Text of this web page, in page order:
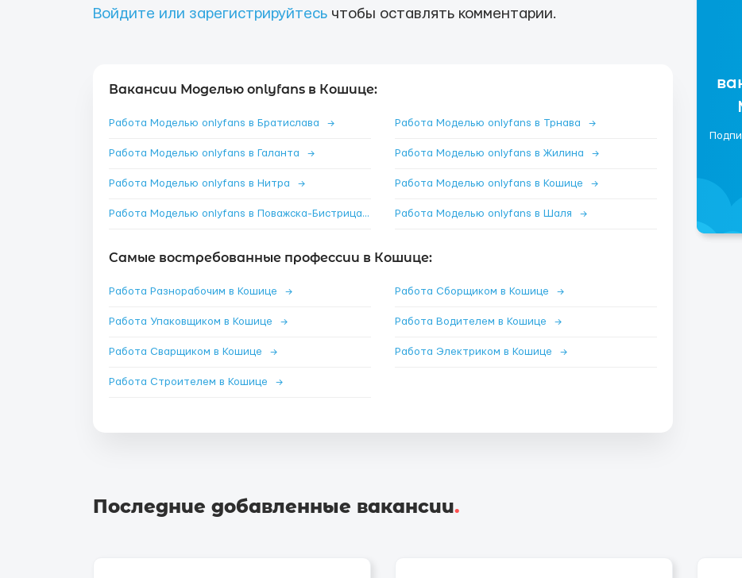
Войдите или зарегистрируйтесь чтобы оставлять комментарии.
Вакансии Моделью onlyfans в Кошице:
Работа Моделью onlyfans в Братислава → Работа Моделью onlyfans в Трнава →
Работа Моделью onlyfans в Галанта → Работа Моделью onlyfans в Жилина →
Работа Моделью onlyfans в Нитра → Работа Моделью onlyfans в Кошице →
Работа Моделью onlyfans в Поважска-Бистрица Работа Моделью onlyfans в Шаля →
Самые востребованные профессии в Кошице:
Работа Разнорабочим в Кошице → Работа Сборщиком в Кошице →
Работа Упаковщиком в Кошице → Работа Водителем в Кошице →
Работа Сварщиком в Кошице → Работа Электриком в Кошице →
Работа Строителем в Кошице →
Последние добавленные вакансии.